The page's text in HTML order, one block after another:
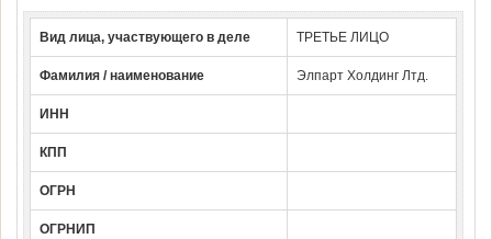
Вид лица, участвующего в деле ТРЕТЬЕ ЛИЦО
Фамилия / наименование Элпарт Холдинг Лтд.
ИНН
КПП
ОГРН
ОГРНИП